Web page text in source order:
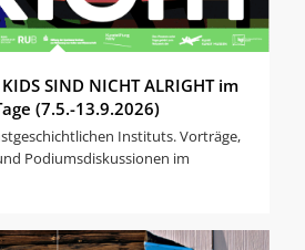
SIND NICHT ALRIGHT im
(7.5.-13.9.2026)
Instituts. Vorträge,
Podiumsdiskussionen im